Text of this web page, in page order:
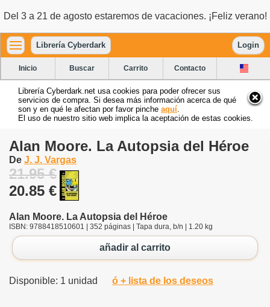
Del 3 a 21 de agosto estaremos de vacaciones. ¡Feliz verano!
Librería Cyberdark Login
Inicio Buscar Carrito Contacto
Librería Cyberdark.net usa cookies para poder ofrecer sus
servicios de compra. Si desea más información acerca de qué
son y en qué le afectan por favor pinche aquí
El uso de nuestro sitio web implica la aceptación de estas cookies.
Alan Moore. La Autopsia del Héroe
De J. J. Vargas
21.95 €
20.85 €
Alan Moore. La Autopsia del Héroe
ISBN: 9788418510601 | 352 páginas | Tapa dura, b/n | 1.20 kg
añadir al carrito
Disponible: 1 unidad ó + lista de los deseos